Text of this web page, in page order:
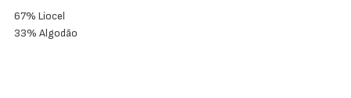
67% Liocel
33% Algodão